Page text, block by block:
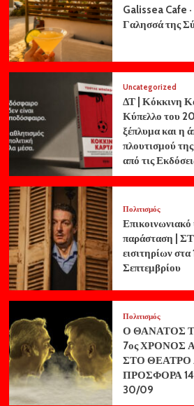
Galissea Cafe ·
Γαλησσά της
Uncategorized
ΔΤ | Κόκκινη
Κύπελλο του
ξέπλυμα και η
πλουτισμού
από τις
Πολιτισμός
Επικοινωνιακό
παράσταση |
εισιτηρίων
Σεπτεμβρίου
Πολιτισμός
Ο ΘΑΝΑΤΟΣ
7ος ΧΡΟΝΟΣ
ΣΤΟ
ΠΡΟΣΦΟΡΑ
30/09